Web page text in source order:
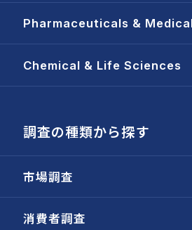
Pharmaceuticals &
Chemical & Life Sciences
調査の種類から探す
市場調査
消費者調査